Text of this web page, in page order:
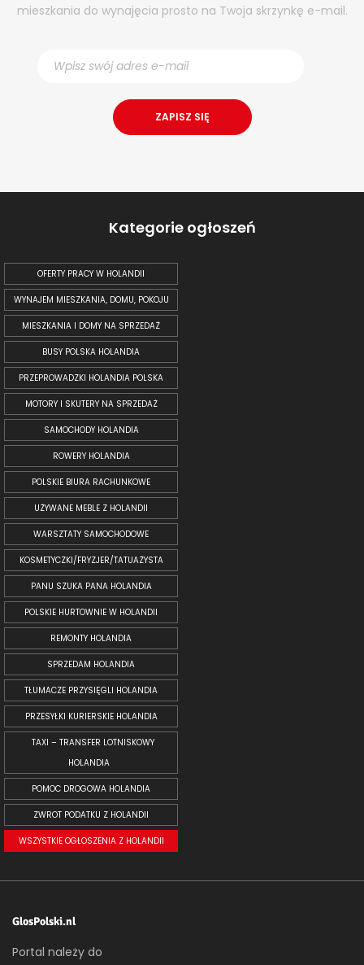
mieszkania do wynajęcia prosto na Twoja skrzynkę e-mail.
Kategorie ogłoszeń
OFERTY PRACY W HOLANDII
WYNAJEM MIESZKANIA, DOMU, POKOJU
MIESZKANIA I DOMY NA SPRZEDAŻ
BUSY POLSKA HOLANDIA
PRZEPROWADZKI HOLANDIA POLSKA
MOTORY I SKUTERY NA SPRZEDAŻ
SAMOCHODY HOLANDIA
ROWERY HOLANDIA
POLSKIE BIURA RACHUNKOWE
UŻYWANE MEBLE Z HOLANDII
WARSZTATY SAMOCHODOWE
KOSMETYCZKI/FRYZJER/TATUAŻYSTA
PANU SZUKA PANA HOLANDIA
POLSKIE HURTOWNIE W HOLANDII
REMONTY HOLANDIA
SPRZEDAM HOLANDIA
TŁUMACZE PRZYSIĘGLI HOLANDIA
PRZESYŁKI KURIERSKIE HOLANDIA
TAXI – TRANSFER LOTNISKOWY
HOLANDIA
POMOC DROGOWA HOLANDIA
ZWROT PODATKU Z HOLANDII
WSZYSTKIE OGŁOSZENIA Z HOLANDII
GlosPolski.nl
Portal należy do